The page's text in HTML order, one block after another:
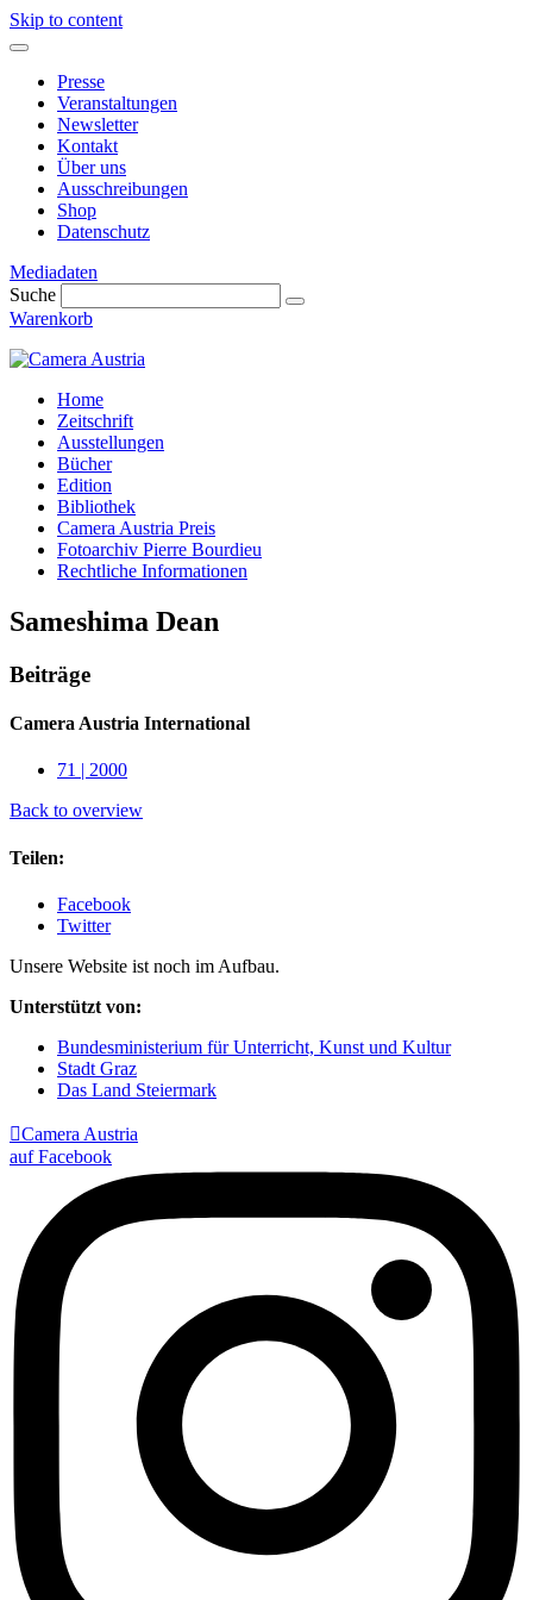
Skip to content
Presse
Veranstaltungen
Newsletter
Kontakt
Über uns
Ausschreibungen
Shop
Datenschutz
Mediadaten
Suche
Warenkorb
Home
Zeitschrift
Ausstellungen
Bücher
Edition
Bibliothek
Camera Austria Preis
Fotoarchiv Pierre Bourdieu
Rechtliche Informationen
Sameshima Dean
Beiträge
Camera Austria International
71 | 2000
Back to overview
Teilen:
Facebook
Twitter
Unsere Website ist noch im Aufbau.
Unterstützt von:
Bundesministerium für Unterricht, Kunst und Kultur
Stadt Graz
Das Land Steiermark
Camera Austria
auf Facebook